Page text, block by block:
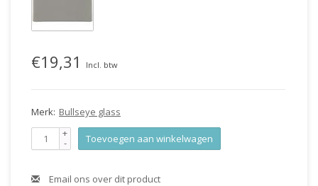
€19,31 Incl. btw
Merk: Bullseye glass
+
- Toevoegen aan winkelwagen
Email ons over dit product